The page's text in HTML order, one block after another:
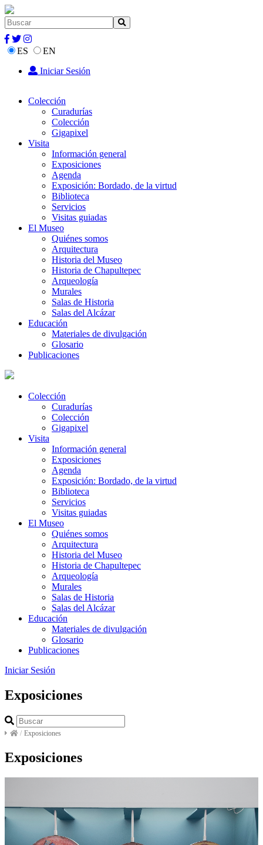
ES
EN
Iniciar Sesión
Colección
Curadurías
Colección
Gigapixel
Visita
Información general
Exposiciones
Agenda
Exposición: Bordado, de la virtud
Biblioteca
Servicios
Visitas guiadas
El Museo
Quiénes somos
Arquitectura
Historia del Museo
Historia de Chapultepec
Arqueología
Murales
Salas de Historia
Salas del Alcázar
Educación
Materiales de divulgación
Glosario
Publicaciones
Colección
Curadurías
Colección
Gigapixel
Visita
Información general
Exposiciones
Agenda
Exposición: Bordado, de la virtud
Biblioteca
Servicios
Visitas guiadas
El Museo
Quiénes somos
Arquitectura
Historia del Museo
Historia de Chapultepec
Arqueología
Murales
Salas de Historia
Salas del Alcázar
Educación
Materiales de divulgación
Glosario
Publicaciones
Iniciar Sesión
Exposiciones
/ Exposiciones
Exposiciones